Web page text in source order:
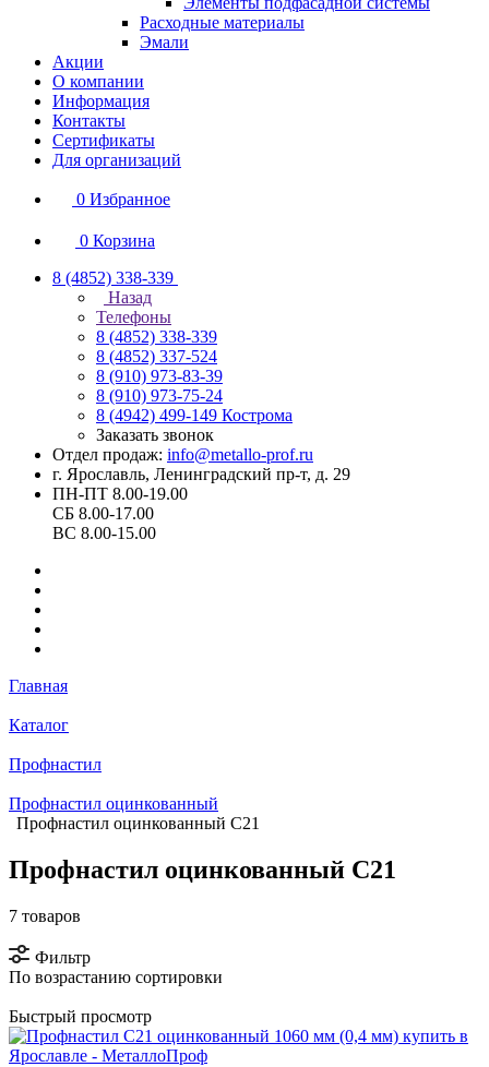
Расходные материалы
Эмали
Акции
О компании
Информация
Контакты
Сертификаты
Для организаций
0 Избранное
0 Корзина
8 (4852) 338-339
Назад
Телефоны
8 (4852) 338-339
8 (4852) 337-524
8 (910) 973-83-39
8 (910) 973-75-24
8 (4942) 499-149 Кострома
Заказать звонок
Отдел продаж: info@metallo-prof.ru
г. Ярославль, Ленинградский пр-т, д. 29
ПН-ПТ 8.00-19.00
СБ 8.00-17.00
ВС 8.00-15.00
Главная
Каталог
Профнастил
Профнастил оцинкованный
Профнастил оцинкованный С21
Профнастил оцинкованный С21
7 товаров
Фильтр
По возрастанию сортировки
Быстрый просмотр